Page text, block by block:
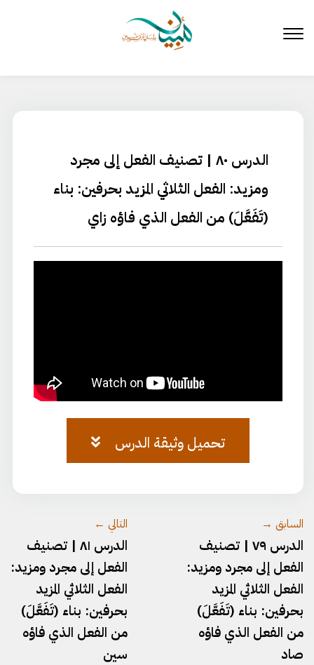
المحتوى
الدرس ٨٠ | تصنيف الفعل إلى مجرد
ومزيد: الفعل الثلاثي المزيد بحرفين: بناء
(تَفَعَّلَ) من الفعل الذي فاؤه زاي
تحميل وثيقة الدرس
السابق →
الدرس ٧٩ | تصنيف
الفعل إلى مجرد ومزيد:
الفعل الثلاثي المزيد
بحرفين: بناء (تَفَعَّلَ)
من الفعل الذي فاؤه
صاد
التالي ←
الدرس ٨١ | تصنيف
الفعل إلى مجرد ومزيد:
الفعل الثلاثي المزيد
بحرفين: بناء (تَفَعَّلَ)
من الفعل الذي فاؤه
سين